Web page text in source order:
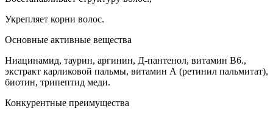
Укрепляет корни волос.
Основные активные вещества
Ниацинамид, таурин, аргинин, Д-пантенол, витамин В6.,
экстракт карликовой пальмы, витамин А (ретинил пальмитат),
биотин, трипептид меди.
Конкурентные преимущества